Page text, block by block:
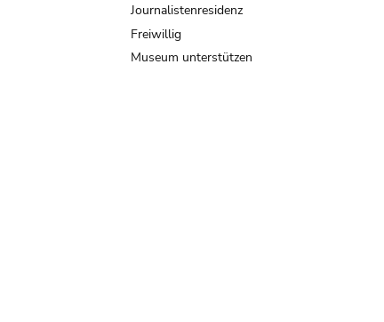
Journalistenresidenz
Freiwillig
Museum unterstützen